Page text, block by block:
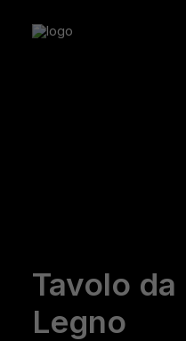
Tavolo
Legno